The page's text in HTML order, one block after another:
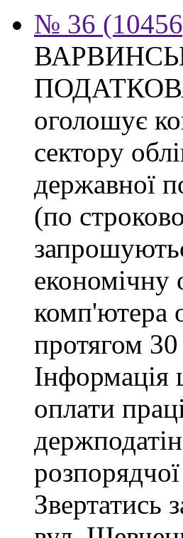
№ 36
ПОДАТКОВА
оголошує
сектору
державної
(по
економічну
комп'ютера
протягом
Інформація
оплати
Звертатись